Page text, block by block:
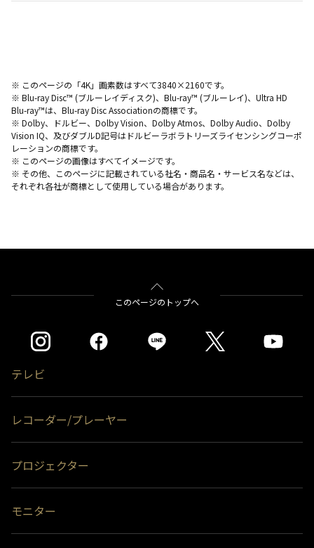
※ このページの「4K」画素数はすべて3840×2160です。
※ Blu-ray Disc™ (ブルーレイディスク)、Blu-ray™ (ブルーレイ)、Ultra HD
Blu-ray™は、Blu-ray Disc Associationの商標です。
※ Dolby、ドルビー、Dolby Vision、Dolby Atmos、Dolby Audio、Dolby
Vision IQ、及びダブルD記号はドルビーラボラトリーズライセンシングコーポ
レーションの商標です。
※ このページの画像はすべてイメージです。
※ その他、このページに記載されている社名・商品名・サービス名などは、
それぞれ各社が商標として使用している場合があります。
このページのトップへ
テレビ
レコーダー/プレーヤー
プロジェクター
モニター